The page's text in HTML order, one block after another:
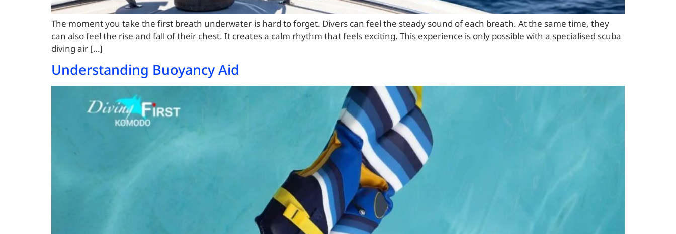
The moment you take the first breath underwater is hard to forget. Divers can feel the steady sound of each breath. At the same time, they
can also feel the rise and fall of their chest. It creates a calm rhythm that feels exciting. This experience is only possible with a specialised scuba
diving air […]
Understanding Buoyancy Aid